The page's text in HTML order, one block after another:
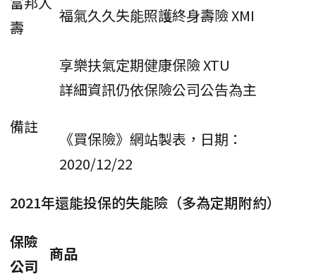
壽
福氣久久失能照護終身壽險 XMI
享樂扶氣定期健康保險 XTU
備註
詳細資訊仍依保險公司公告為主
《買保險》網站製表，日期：
2020/12/22
2021年還能投保的失能險（多為定期附約）
保險
公司
商品